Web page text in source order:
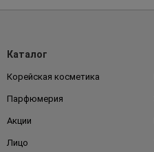
Каталог
Корейская косметика
Парфюмерия
Акции
Лицо